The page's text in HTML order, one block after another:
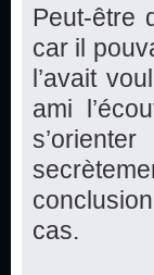
Peut-être
car il
l’avait
ami
cas.